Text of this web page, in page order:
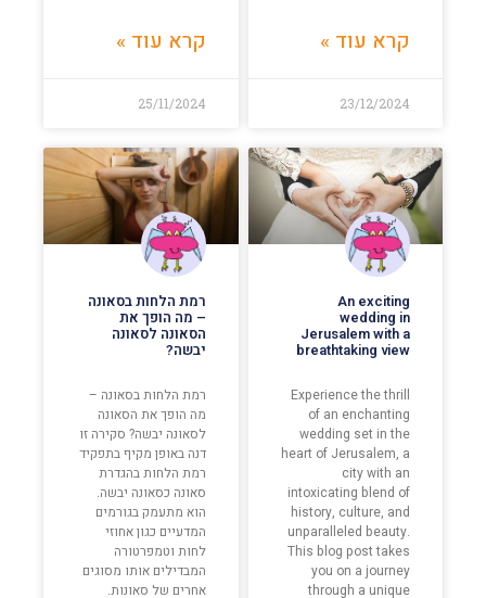
קרא עוד »
23/12/2024
קרא עוד »
25/11/2024
An exciting
wedding in
Jerusalem with a
breathtaking view
Experience the thrill
of an enchanting
wedding set in the
heart of Jerusalem, a
city with an
intoxicating blend of
history, culture, and
unparalleled beauty.
This blog post takes
you on a journey
through a unique
רמת הלחות בסאונה
– מה הופך את
הסאונה לסאונה
יבשה?
רמת הלחות בסאונה –
מה הופך את הסאונה
לסאונה יבשה? סקירה זו
דנה באופן מקיף בתפקיד
רמת הלחות בהגדרת
סאונה כסאונה יבשה.
הוא מתעמק בגורמים
המדעיים כגון אחוזי
לחות וטמפרטורה
המבדילים אותו מסוגים
אחרים של סאונות.